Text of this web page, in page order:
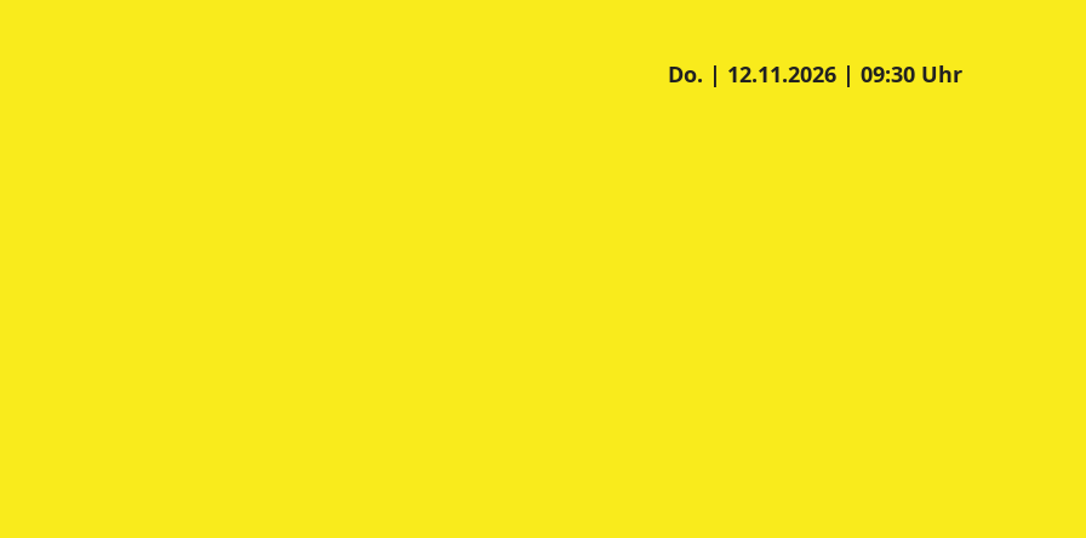
Do. | 12.11.2026 | 09:30 Uhr